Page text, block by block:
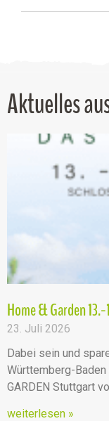
Aktuelles
Home & Garden
23. Juli 2026
Dabei sein und
Württemberg-Baden
GARDEN Stuttgart
weiterlesen »